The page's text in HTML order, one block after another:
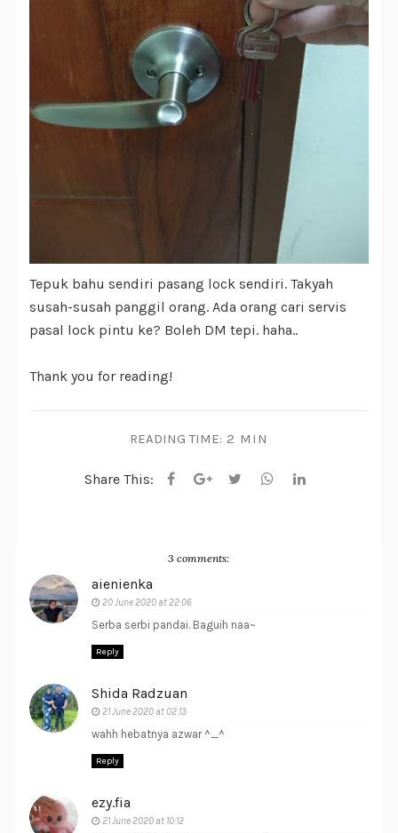
Tepuk bahu sendiri pasang lock sendiri. Takyah
susah-susah panggil orang. Ada orang cari servis
pasal lock pintu ke? Boleh DM tepi. haha..
Thank you for reading!
READING TIME: 2 MIN
Share This:
3 comments:
aienienka
20 June 2020 at 22:06
Serba serbi pandai. Baguih naa~
Reply
Shida Radzuan
21 June 2020 at 02:13
wahh hebatnya azwar ^_^
Reply
ezy.fia
21 June 2020 at 10:12